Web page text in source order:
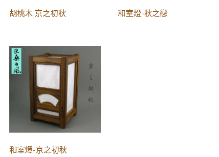
胡桃木 京之初秋 和室燈-秋之戀
和室燈-京之初秋